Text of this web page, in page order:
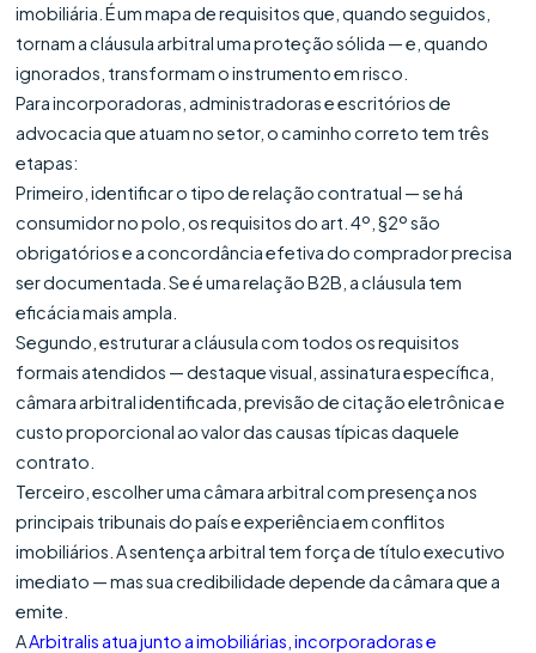
imobiliária. É um mapa de requisitos que, quando seguidos,
tornam a cláusula arbitral uma proteção sólida — e, quando
ignorados, transformam o instrumento em risco.
Para incorporadoras, administradoras e escritórios de
advocacia que atuam no setor, o caminho correto tem três
etapas:
Primeiro, identificar o tipo de relação contratual — se há
consumidor no polo, os requisitos do art. 4º, §2º são
obrigatórios e a concordância efetiva do comprador precisa
ser documentada. Se é uma relação B2B, a cláusula tem
eficácia mais ampla.
Segundo, estruturar a cláusula com todos os requisitos
formais atendidos — destaque visual, assinatura específica,
câmara arbitral identificada, previsão de citação eletrônica e
custo proporcional ao valor das causas típicas daquele
contrato.
Terceiro, escolher uma câmara arbitral com presença nos
principais tribunais do país e experiência em conflitos
imobiliários. A sentença arbitral tem força de título executivo
imediato — mas sua credibilidade depende da câmara que a
emite.
AArbitralis atua junto a imobiliárias, incorporadoras e